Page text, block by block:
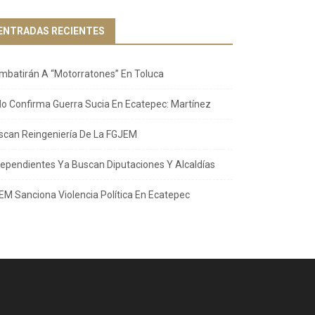
ENTRADAS RECIENTES
A “Motorratones” En Toluca
Confirma Guerra Sucia En Ecatepec: Martínez
Reingeniería De La FGJEM
Ya Buscan Diputaciones Y Alcaldías
Sanciona Violencia Política En Ecatepec